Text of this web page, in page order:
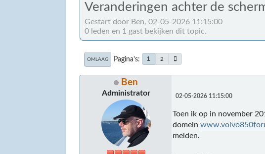
Veranderingen achter de
Gestart door Ben, 02-05-2026 11:15:00
0 leden en 1 gast bekijken dit topic.
OMLAAG Pagina's 1 2
Ben
Administrator 02-05-2026 11:15:00
Toen ik op in november
domein
melden.